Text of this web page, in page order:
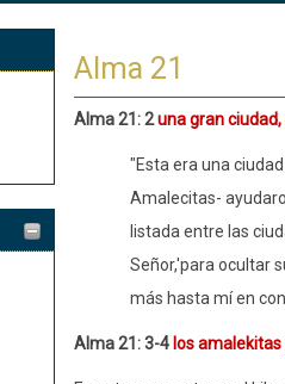
Alma 21
Alma 21: 2una gran
"Esta era una
Amalecitas-
listada entre las
Señor,'para ocultar
más hasta mí en
Alma 21: 3-4 los